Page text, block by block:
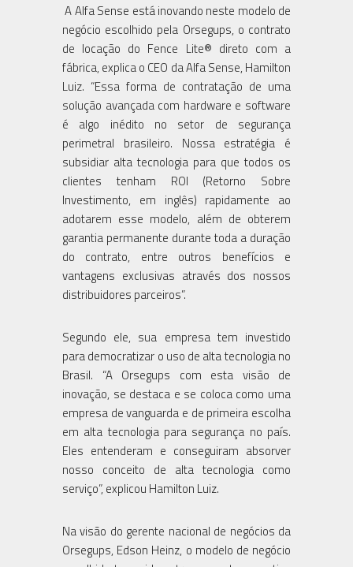
A Alfa Sense está inovando neste modelo de
negócio escolhido pela Orsegups, o contrato
de locação do Fence Lite® direto com a
fábrica, explica o CEO da Alfa Sense, Hamilton
Luiz. “Essa forma de contratação de uma
solução avançada com hardware e software
é algo inédito no setor de segurança
perimetral brasileiro. Nossa estratégia é
subsidiar alta tecnologia para que todos os
clientes tenham ROI (Retorno Sobre
Investimento, em inglês) rapidamente ao
adotarem esse modelo, além de obterem
garantia permanente durante toda a duração
do contrato, entre outros benefícios e
vantagens exclusivas através dos nossos
distribuidores parceiros”.
Segundo ele, sua empresa tem investido
para democratizar o uso de alta tecnologia no
Brasil. “A Orsegups com esta visão de
inovação, se destaca e se coloca como uma
empresa de vanguarda e de primeira escolha
em alta tecnologia para segurança no país.
Eles entenderam e conseguiram absorver
nosso conceito de alta tecnologia como
serviço”, explicou Hamilton Luiz.
Na visão do gerente nacional de negócios da
Orsegups, Edson Heinz, o modelo de negócio